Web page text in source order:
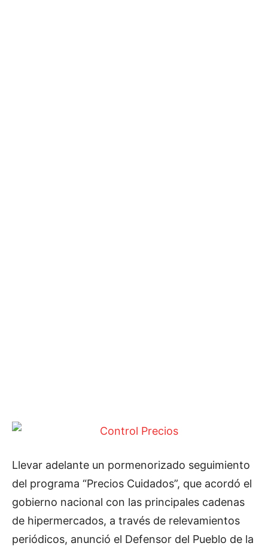
Llevar adelante un pormenorizado seguimiento
del programa “Precios Cuidados”, que acordó el
gobierno nacional con las principales cadenas
de hipermercados, a través de relevamientos
periódicos, anunció el Defensor del Pueblo de la